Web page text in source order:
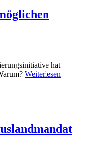
hat
Weiterlesen